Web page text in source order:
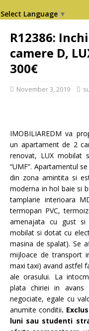
Select Language ▼
R12386:
camere D,
300€
November 3, 2019
IMOBILIAREDM va
un apartament de 2
renovat, LUX mobilat
“UMF”. Apartamentul
din zona amintita si
moderna in hol baie si
tamplarie interioara
termopan PVC,
amenajata cu gust si
mobilat si dotat cu
masina de spalat). Se
mijloace de transport
maxi taxi) avand astfel
ale orasului. La
plata chiriei in avans
negociate, egale cu
anumite conditii.
luni sau studenti